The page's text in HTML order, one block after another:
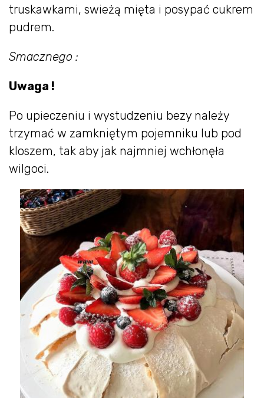
truskawkami, swieżą mięta i posypać cukrem
pudrem.
Smacznego :
Uwaga !
Po upieczeniu i wystudzeniu bezy należy
trzymać w zamkniętym pojemniku lub pod
kloszem, tak aby jak najmniej wchłonęła
wilgoci.